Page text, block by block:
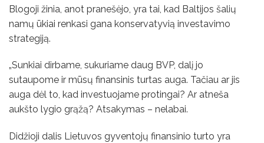
Blogoji žinia, anot pranešėjo, yra tai, kad Baltijos šalių
namų ūkiai renkasi gana konservatyvią investavimo
strategiją.
„Sunkiai dirbame, sukuriame daug BVP, dalį jo
sutaupome ir mūsų finansinis turtas auga. Tačiau ar jis
auga dėl to, kad investuojame protingai? Ar atneša
aukšto lygio grąžą? Atsakymas – nelabai.
Didžioji dalis Lietuvos gyventojų finansinio turto yra